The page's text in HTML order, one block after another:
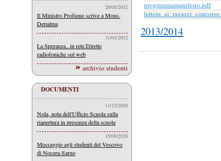
28/05/2012
Il Ministro Profumo scrive a Mons.
Depalma
31/01/2012
La Speranza...in rete.Dirette
radiofoniche sul web
archivio studenti
DOCUMENTI
11/12/2020
Nola, nota dell'Ufficio Scuola sulla
riapertura in presenza della scuola
15/09/2020
Messaggio agli studenti del Vescovo
di Nocera-Sarno
programmamanifesto.pdf
2013/2014